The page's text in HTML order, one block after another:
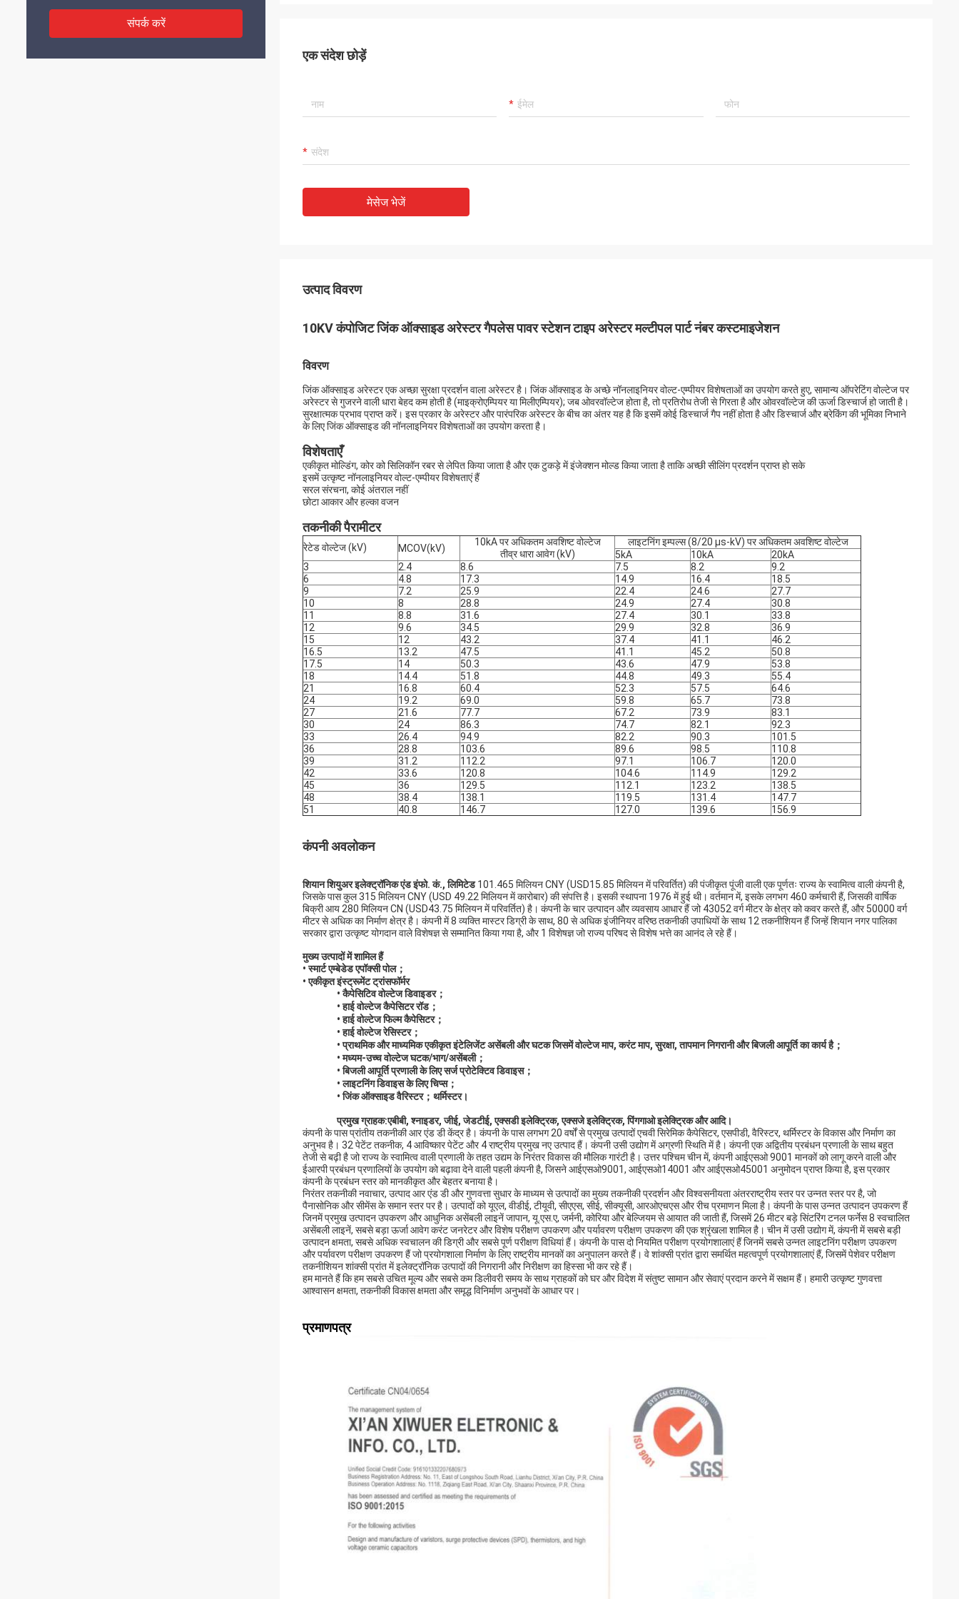
संपर्क करें
एक संदेश छोड़ें
मेसेज भेजें
उत्पाद विवरण
10KV कंपोजिट जिंक ऑक्साइड अरेस्टर गैपलेस पावर स्टेशन टाइप अरेस्टर मल्टीपल पार्ट नंबर कस्टमाइजेशन
विवरण
जिंक ऑक्साइड अरेस्टर एक अच्छा सुरक्षा प्रदर्शन वाला अरेस्टर है। जिंक ऑक्साइड के अच्छे नॉनलाइनियर वोल्ट-एम्पीयर विशेषताओं का उपयोग करते हुए, सामान्य ऑपरेटिंग वोल्टेज पर
अरेस्टर से गुजरने वाली धारा बेहद कम होती है (माइक्रोएम्पियर या मिलीएम्पियर); जब ओवरवॉल्टेज होता है, तो प्रतिरोध तेजी से गिरता है और ओवरवॉल्टेज की ऊर्जा डिस्चार्ज हो जाती है।
सुरक्षात्मक प्रभाव प्राप्त करें। इस प्रकार के अरेस्टर और पारंपरिक अरेस्टर के बीच का अंतर यह है कि इसमें कोई डिस्चार्ज गैप नहीं होता है और डिस्चार्ज और ब्रेकिंग की भूमिका निभाने
के लिए जिंक ऑक्साइड की नॉनलाइनियर विशेषताओं का उपयोग करता है।
विशेषताएँ
एकीकृत मोल्डिंग, कोर को सिलिकॉन रबर से लेपित किया जाता है और एक टुकड़े में इंजेक्शन मोल्ड किया जाता है ताकि अच्छी सीलिंग प्रदर्शन प्राप्त हो सके
इसमें उत्कृष्ट नॉनलाइनियर वोल्ट-एम्पीयर विशेषताएं हैं
सरल संरचना, कोई अंतराल नहीं
छोटा आकार और हल्का वजन
तकनीकी पैरामीटर
रेटेड वोल्टेज (kV) MCOV(kV)
10kA पर अधिकतम अवशिष्ट वोल्टेज
तीव्र धारा आवेग (kV)
लाइटनिंग इम्पल्स (8/20 μs-kV) पर अधिकतम अवशिष्ट वोल्टेज
5kA
10kA
20kA
3
2.4 8.6 7.5 8.2
9.2
6
4.8 17.3 14.9 16.4
18.5
9
7.2 25.9 22.4 24.6
27.7
10
8 28.8 24.9 27.4
30.8
11
8.8 31.6 27.4 30.1
33.8
12
9.6 34.5 29.9 32.8
36.9
15
12 43.2 37.4 41.1
46.2
16.5
13.2 47.5 41.1 45.2
50.8
17.5
14 50.3 43.6 47.9
53.8
18
14.4 51.8 44.8 49.3
55.4
21
16.8 60.4 52.3 57.5
64.6
24
19.2 69.0 59.8 65.7
73.8
27
21.6 77.7 67.2 73.9
83.1
30
24 86.3 74.7 82.1
92.3
33
26.4 94.9 82.2 90.3
101.5
36
28.8 103.6 89.6 98.5
110.8
39
31.2 112.2 97.1 106.7
120.0
42
33.6 120.8 104.6 114.9
129.2
45
36 129.5 112.1 123.2
138.5
48
38.4 138.1 119.5 131.4
147.7
51
40.8 146.7 127.0 139.6 156.9
कंपनी अवलोकन
शियान शियुअर इलेक्ट्रॉनिक एंड इंफो. कं., लिमिटेड101.465 मिलियन CNY (USD15.85 मिलियन में परिवर्तित) की पंजीकृत पूंजी वाली एक पूर्णतः राज्य के स्वामित्व वाली कंपनी है,
जिसके पास कुल 315 मिलियन CNY (USD 49.22 मिलियन में कारोबार) की संपत्ति है। इसकी स्थापना 1976 में हुई थी। वर्तमान में, इसके लगभग 460 कर्मचारी हैं, जिसकी वार्षिक
बिक्री आय 280 मिलियन CN (USD43.75 मिलियन में परिवर्तित) है। कंपनी के चार उत्पादन और व्यवसाय आधार हैं जो 43052 वर्ग मीटर के क्षेत्र को कवर करते हैं, और 50000 वर्ग
मीटर से अधिक का निर्माण क्षेत्र है। कंपनी में 8 व्यक्ति मास्टर डिग्री के साथ, 80 से अधिक इंजीनियर वरिष्ठ तकनीकी उपाधियों के साथ 12 तकनीशियन हैं जिन्हें शियान नगर पालिका
सरकार द्वारा उत्कृष्ट योगदान वाले विशेषज्ञ से सम्मानित किया गया है, और 1 विशेषज्ञ जो राज्य परिषद से विशेष भत्ते का आनंद ले रहे हैं।
मुख्य उत्पादों में शामिल हैं
• स्मार्ट एम्बेडेड एपॉक्सी पोल；
• एकीकृत इंस्ट्रूमेंट ट्रांसफॉर्मर
• कैपेसिटिव वोल्टेज डिवाइडर；
• हाई वोल्टेज कैपेसिटर रॉड；
• हाई वोल्टेज फिल्म कैपेसिटर；
• हाई वोल्टेज रेसिस्टर；
• प्राथमिक और माध्यमिक एकीकृत इंटेलिजेंट असेंबली और घटक जिसमें वोल्टेज माप, करंट माप, सुरक्षा, तापमान निगरानी और बिजली आपूर्ति का कार्य है；
• मध्यम-उच्च वोल्टेज घटक/भाग/असेंबली；
• बिजली आपूर्ति प्रणाली के लिए सर्ज प्रोटेक्टिव डिवाइस；
• लाइटनिंग डिवाइस के लिए चिप्स；
• जिंक ऑक्साइड वैरिस्टर；थर्मिस्टर।
प्रमुख ग्राहक:एबीबी, श्नाइडर, जीई, जेडटीई, एक्सडी इलेक्ट्रिक, एक्सजे इलेक्ट्रिक, पिंगगाओ इलेक्ट्रिक और आदि।
कंपनी के पास प्रांतीय तकनीकी आर एंड डी केंद्र है। कंपनी के पास लगभग 20 वर्षों से प्रमुख उत्पादों एचवी सिरेमिक कैपेसिटर, एसपीडी, वैरिस्टर, थर्मिस्टर के विकास और निर्माण का
अनुभव है। 32 पेटेंट तकनीक, 4 आविष्कार पेटेंट और 4 राष्ट्रीय प्रमुख नए उत्पाद हैं। कंपनी उसी उद्योग में अग्रणी स्थिति में है। कंपनी एक अद्वितीय प्रबंधन प्रणाली के साथ बहुत
तेजी से बढ़ी है जो राज्य के स्वामित्व वाली प्रणाली के तहत उद्यम के निरंतर विकास की मौलिक गारंटी है। उत्तर पश्चिम चीन में, कंपनी आईएसओ 9001 मानकों को लागू करने वाली और
ईआरपी प्रबंधन प्रणालियों के उपयोग को बढ़ावा देने वाली पहली कंपनी है, जिसने आईएसओ9001, आईएसओ14001 और आईएसओ45001 अनुमोदन प्राप्त किया है, इस प्रकार
कंपनी के प्रबंधन स्तर को मानकीकृत और बेहतर बनाया है।
निरंतर तकनीकी नवाचार, उत्पाद आर एंड डी और गुणवत्ता सुधार के माध्यम से उत्पादों का मुख्य तकनीकी प्रदर्शन और विश्वसनीयता अंतरराष्ट्रीय स्तर पर उन्नत स्तर पर है, जो
पैनासोनिक और सीमेंस के समान स्तर पर है। उत्पादों को यूएल, वीडीई, टीयूवी, सीएएस, सीई, सीक्यूसी, आरओएचएस और रीच प्रमाणन मिला है। कंपनी के पास उन्नत उत्पादन उपकरण हैं
जिनमें प्रमुख उत्पादन उपकरण और आधुनिक असेंबली लाइनें जापान, यू.एस.ए, जर्मनी, कोरिया और बेल्जियम से आयात की जाती हैं, जिसमें 26 मीटर बड़े सिंटरिंग टनल फर्नेस 8 स्वचालित
असेंबली लाइनें, सबसे बड़ा ऊर्जा आवेग करंट जनरेटर और विशेष परीक्षण उपकरण और पर्यावरण परीक्षण उपकरण की एक श्रृंखला शामिल है। चीन में उसी उद्योग में, कंपनी में सबसे बड़ी
उत्पादन क्षमता, सबसे अधिक स्वचालन की डिग्री और सबसे पूर्ण परीक्षण विधियां हैं। कंपनी के पास दो नियमित परीक्षण प्रयोगशालाएं हैं जिनमें सबसे उन्नत लाइटनिंग परीक्षण उपकरण
और पर्यावरण परीक्षण उपकरण हैं जो प्रयोगशाला निर्माण के लिए राष्ट्रीय मानकों का अनुपालन करते हैं। वे शांक्सी प्रांत द्वारा समर्थित महत्वपूर्ण प्रयोगशालाएं हैं, जिसमें पेशेवर परीक्षण
तकनीशियन शांक्सी प्रांत में इलेक्ट्रॉनिक उत्पादों की निगरानी और निरीक्षण का हिस्सा भी कर रहे हैं।
हम मानते हैं कि हम सबसे उचित मूल्य और सबसे कम डिलीवरी समय के साथ ग्राहकों को घर और विदेश में संतुष्ट सामान और सेवाएं प्रदान करने में सक्षम हैं। हमारी उत्कृष्ट गुणवत्ता
आश्वासन क्षमता, तकनीकी विकास क्षमता और समृद्ध विनिर्माण अनुभवों के आधार पर।
प्रमाणपत्र